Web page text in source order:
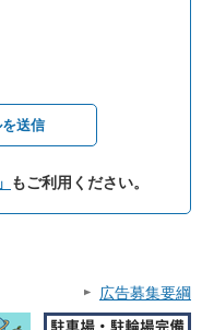
送信
もご利用ください。
広告募集要綱